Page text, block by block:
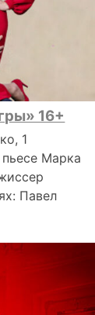
16+
1
Марка
Павел